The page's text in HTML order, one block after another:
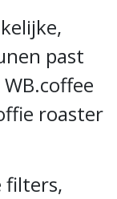
past
roaster
filters,